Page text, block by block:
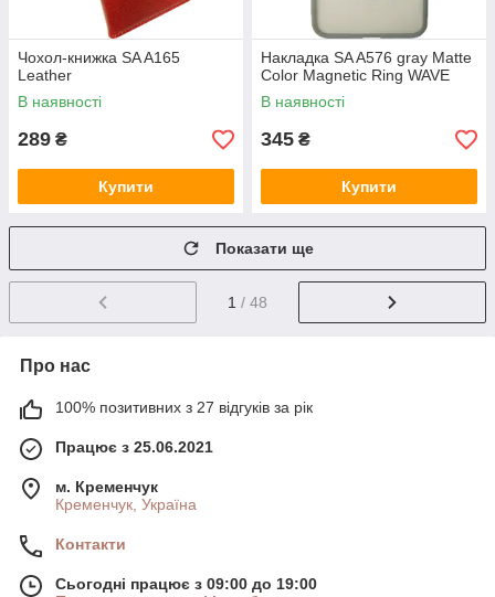
Чохол-книжка SA A165
Leather
В наявності
289 ₴
Купити
Накладка SA A576 gray Matte
Color Magnetic Ring WAVE
В наявності
345 ₴
Купити
Показати ще
1 / 48
Про нас
100% позитивних з 27 відгуків за рік
Працює з 25.06.2021
м. Кременчук
Кременчук, Україна
Контакти
Сьогодні працює з 09:00 до 19:00